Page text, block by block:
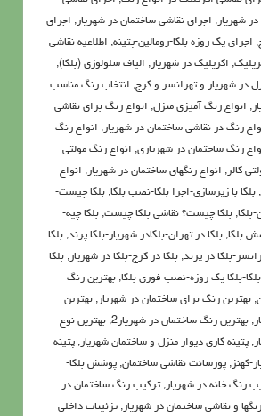
شهریار, اجرای نقاشی ساختمان در شهریار, اجرای
, اجرای یک روزه بلکا-رومالین-پتینه, اطلاعيه نقاشی
, اکريليک در شهریار, الیاف سلولوزی (بلکا),
در شهریار و تهرانسر و کرج, انتخاب رنگ مناسب
, انواع رنگ آمیزی منزل, انواع رنگ برای نقاشی
رنگ در نقاشی ساختمان در شهریار, انواع رنگ
رنگ ساختمان در شهریاری, انواع رنگ مولتی
کالر, انواع رنگهای ساختمان در شهریار, انواع
, بلکا با زیرسازی-اجرا بلکا-نصب بلکا, بلکا چیست-
بلکا, بلکا چیست؟ نقاشی بلکا چیست, بلکا چیه-
بلکا, بلکا در تهران-بلکادر شهریار-بلکا پرند, بلکا
بلکا در پرند, بلکا در کرج-بلکا در شهریار, بلکا
بلکا-بلکا یک روزه-نصب فوری بلکا, بهترین رنگ
, بهترین رنگ برای ساختمان در شهریار, بهترین
, بهترین رنگ ساختمان در شهریار2 , بهترین نوع
, پتينه کاري ديوار منزل و ساختمان شهریار, پتینه
کهنز, پورسانت نقاشی ساختمان, پوشش بلکا-
رنگ خانه در شهریار,تركيب رنگ ساختمان در
و نقاشی ساختمان در شهریار,تزئینات داخلی